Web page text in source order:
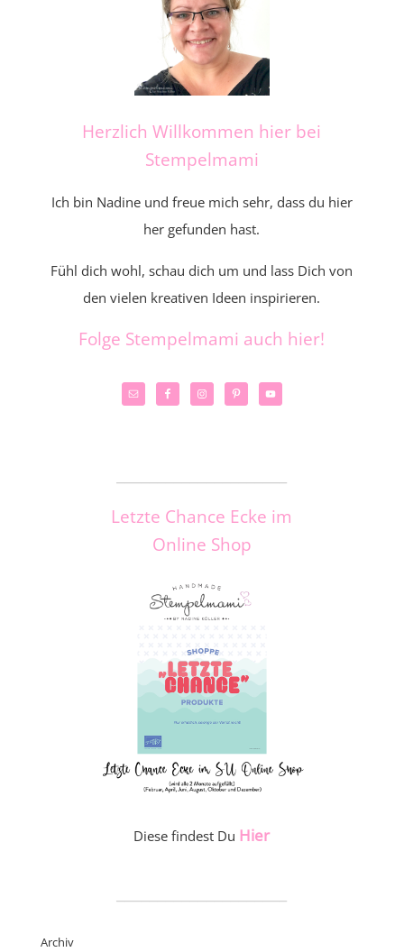
Herzlich Willkommen hier bei
Stempelmami
Ich bin Nadine und freue mich sehr, dass du hier
her gefunden hast.
Fühl dich wohl, schau dich um und lass Dich von
den vielen kreativen Ideen inspirieren.
Folge Stempelmami auch hier!
Letzte Chance Ecke im
Online Shop
Diese findest Du Hier
Archiv